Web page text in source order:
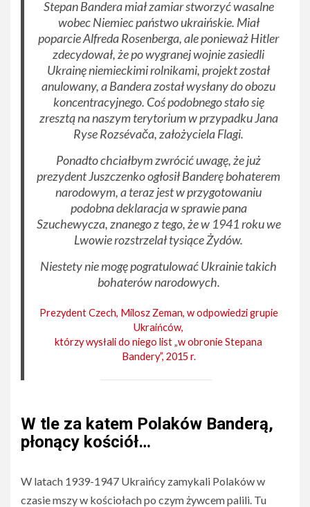
Stepan Bandera miał zamiar stworzyć wasalne
wobec Niemiec państwo ukraińskie. Miał
poparcie Alfreda Rosenberga, ale ponieważ Hitler
zdecydował, że po wygranej wojnie zasiedli
Ukrainę niemieckimi rolnikami, projekt został
anulowany, a Bandera został wysłany do obozu
koncentracyjnego. Coś podobnego stało się
zresztą na naszym terytorium w przypadku Jana
Ryse Rozsévača, założyciela Flagi.
Ponadto chciałbym zwrócić uwagę, że już
prezydent Juszczenko ogłosił Banderę bohaterem
narodowym, a teraz jest w przygotowaniu
podobna deklaracja w sprawie pana
Szuchewycza, znanego z tego, że w 1941 roku we
Lwowie rozstrzelał tysiące Żydów.
Niestety nie mogę pogratulować Ukrainie takich
bohaterów narodowych.
Prezydent Czech, Milosz Zeman, w odpowiedzi grupie
Ukraińców,
którzy wysłali do niego list „w obronie Stepana
Bandery”, 2015 r.
W tle za katem Polaków Banderą,
płonący kościół…
W latach 1939-1947 Ukraińcy zamykali Polaków w
czasie mszy w kościołach po czym żywcem palili. Tu